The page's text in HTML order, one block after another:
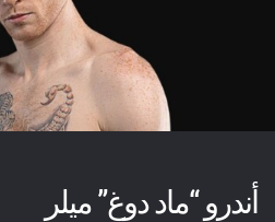
أندرو “ماد دوغ” ميلر